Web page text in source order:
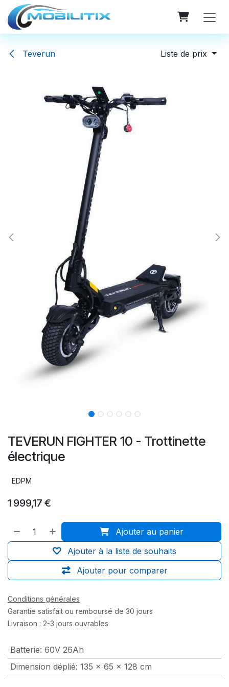
Se rendre au contenu
Teverun Liste de prix
TEVERUN FIGHTER 10 - Trottinette
électrique
EDPM
1 999,17 €
Ajouter au panier
Ajouter pour comparer
Ajouter à la liste de souhaits
Conditions générales
Garantie satisfait ou remboursé de 30 jours
Livraison : 2-3 jours ouvrables
Batterie: 60V 26Ah
Dimension déplié: 135 x 65 x 128 cm